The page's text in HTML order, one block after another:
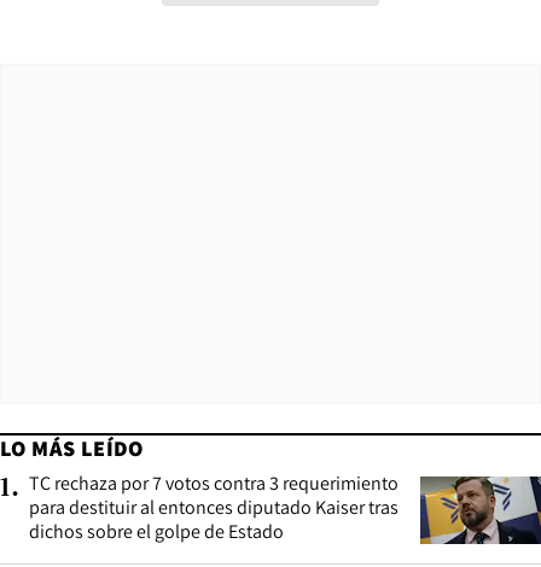
LO MÁS LEÍDO
1. TC rechaza por 7 votos contra 3 requerimiento
para destituir al entonces diputado Kaiser tras
dichos sobre el golpe de Estado